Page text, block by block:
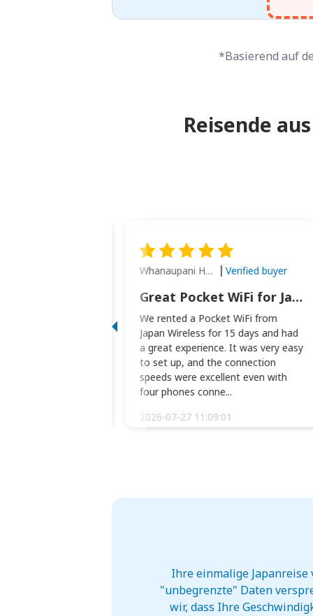
*Basierend auf
Reisende
Whanaupani Henry Joseph Macown Verified buyer
Great Pocket WiFi for Japan Travel
We rented a Pocket WiFi from
Japan Wireless for 15 days and had
a great experience. It was very easy
to set up, and the connection
speeds were excellent even with
four phones conne...
2026-07-27 11:09:01
Ihre einmalige
"unbegrenzte" Daten
wir, dass Ihre